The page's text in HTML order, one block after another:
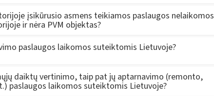
įsikūrusio asmens teikiamos paslaugos nelaikomos
ir nėra PVM objektas?
paslaugos laikomos suteiktomis Lietuvoje?
daiktų vertinimo, taip pat jų aptarnavimo (remonto,
paslaugos laikomos suteiktomis Lietuvoje?